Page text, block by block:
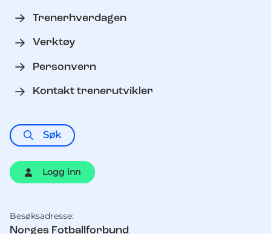
Trenerhverdagen
Verktøy
Personvern
Kontakt trenerutvikler
Søk
Logg inn
Kontaktinformasjon
Besøksadresse:
Norges Fotballforbund